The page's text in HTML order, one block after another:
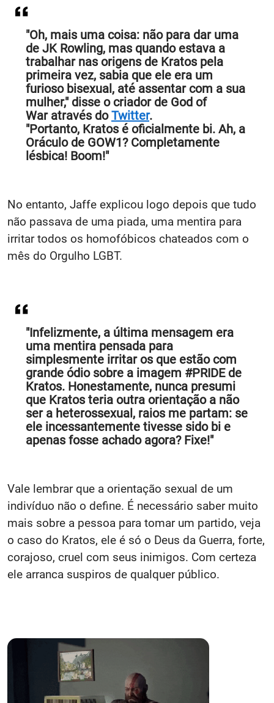
"Oh, mais uma coisa: não para dar uma
de JK Rowling, mas quando estava a
trabalhar nas origens de Kratos pela
primeira vez, sabia que ele era um
furioso bisexual, até assentar com a sua
mulher," disse o criador de God of
War através doTwitter.
"Portanto, Kratos é oficialmente bi. Ah, a
Oráculo de GOW1? Completamente
lésbica! Boom!"
No entanto, Jaffe explicou logo depois que tudo
não passava de uma piada, uma mentira para
irritar todos os homofóbicos chateados com o
mês do Orgulho LGBT.
"Infelizmente, a última mensagem era
uma mentira pensada para
simplesmente irritar os que estão com
grande ódio sobre a imagem #PRIDE de
Kratos. Honestamente, nunca presumi
que Kratos teria outra orientação a não
ser a heterossexual, raios me partam: se
ele incessantemente tivesse sido bi e
apenas fosse achado agora? Fixe!"
Vale lembrar que a orientação sexual de um
indivíduo não o define. É necessário saber muito
mais sobre a pessoa para tomar um partido, veja
o caso do Kratos, ele é só o Deus da Guerra, forte,
corajoso, cruel com seus inimigos. Com certeza
ele arranca suspiros de qualquer público.